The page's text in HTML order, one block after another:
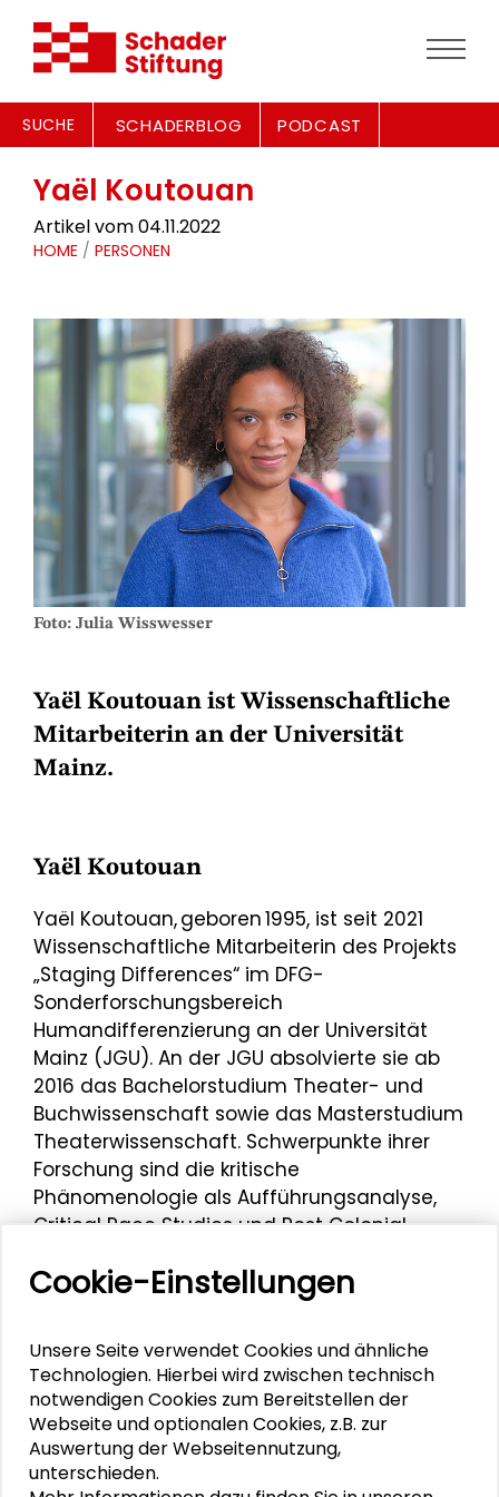
SUCHE SCHADERBLOG PODCAST
Yaël Koutouan
Artikel vom 04.11.2022
HOME / PERSONEN
Foto: Julia Wisswesser
Yaël Koutouan ist Wissenschaftliche
Mitarbeiterin an der Universität
Mainz.
Yaël Koutouan
Yaël Koutouan, geboren 1995, ist seit 2021
Wissenschaftliche Mitarbeiterin des Projekts
„Staging Differences“ im DFG-
Sonderforschungsbereich
Humandifferenzierung an der Universität
Mainz (JGU). An der JGU absolvierte sie ab
2016 das Bachelorstudium Theater- und
Buchwissenschaft sowie das Masterstudium
Theaterwissenschaft. Schwerpunkte ihrer
Forschung sind die kritische
Phänomenologie als Aufführungsanalyse,
Critical Race Studies und Post Colonial
Diskriminierungssensibilität in Forschung und
Yaël Koutouan war Impulsgeberin der
Jahrestagung des Großen Konventsder
Schader-Stiftung zum Thema „Balancen“
am 4. November 2022.
Cookie-Einstellungen
Unsere Seite verwendet Cookies und ähnliche
Technologien. Hierbei wird zwischen technisch
notwendigen Cookies zum Bereitstellen der
Webseite und optionalen Cookies, z.B. zur
Auswertung der Webseitennutzung,
unterschieden.